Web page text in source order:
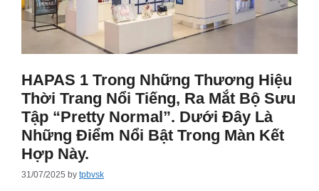
HAPAS 1 Trong Những Thương Hiệu
Thời Trang Nổi Tiếng, Ra Mắt Bộ Sưu
Tập “Pretty Normal”. Dưới Đây Là
Những Điểm Nổi Bật Trong Màn Kết
Hợp Này.
31/07/2025 by tpbvsk